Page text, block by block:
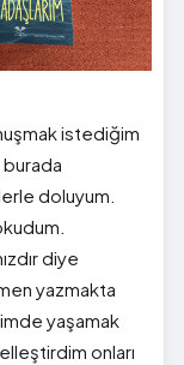
istediğim
doluyum.
diye
yazmakta
yaşamak
onları